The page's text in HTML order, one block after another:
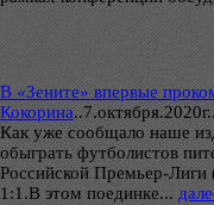
В «Зените» впервые
Кокорина..
Как уже сообщало наше
обыграть футболистов
Российской Премьер-
1:1.В этом поединке...